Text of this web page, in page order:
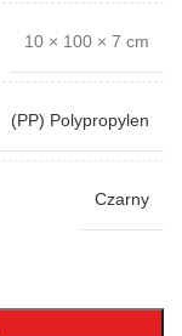
10 × 100 × 7 cm
(PP) Polypropylen
Czarny